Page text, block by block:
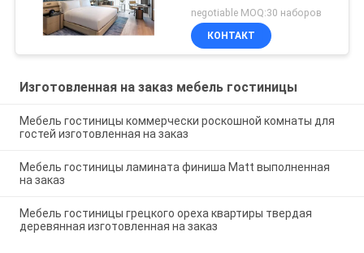
гостиницы 5 звезд
роскошная
современная для
гостиницы
negotiable MOQ:30 наборов
КОНТАКТ
Изготовленная на заказ мебель гостиницы
Мебель гостиницы коммерчески роскошной комнаты для
гостей изготовленная на заказ
Мебель гостиницы ламината финиша Matt выполненная
на заказ
Мебель гостиницы грецкого ореха квартиры твердая
деревянная изготовленная на заказ